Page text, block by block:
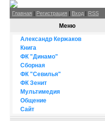
Главная | Регистрация | Вход | RSS
Меню
Александр Кержаков
Книга
ФК "Динамо"
Сборная
ФК "Севилья"
ФК Зенит
Мультимедия
Общение
Сайт